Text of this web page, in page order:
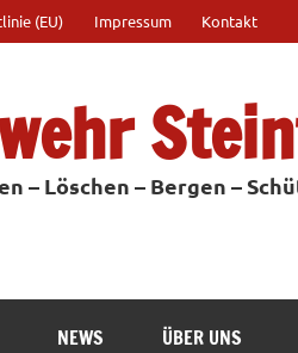
(EU) Impressum Kontakt
– Löschen – Bergen –
NEWS ÜBER UNS